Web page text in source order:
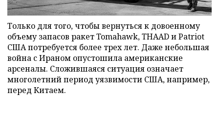
Только для того, чтобы вернуться к довоенному
объему запасов ракет Tomahawk, THAAD и Patriot
США потребуется более трех лет. Даже небольшая
война с Ираном опустошила американские
арсеналы. Сложившаяся ситуация означает
многолетний период уязвимости США, например,
перед Китаем.